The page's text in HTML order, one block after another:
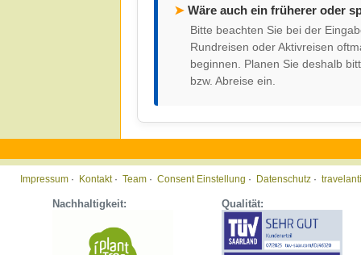
➤ Wäre auch ein früherer oder
Bitte beachten Sie bei der
Rundreisen oder Aktivreisen
beginnen. Planen Sie deshalb
bzw. Abreise ein.
Impressum · Kontakt· Team · Consent Einstellung · Datenschutz ·
Nachhaltigkeit: Qualität: